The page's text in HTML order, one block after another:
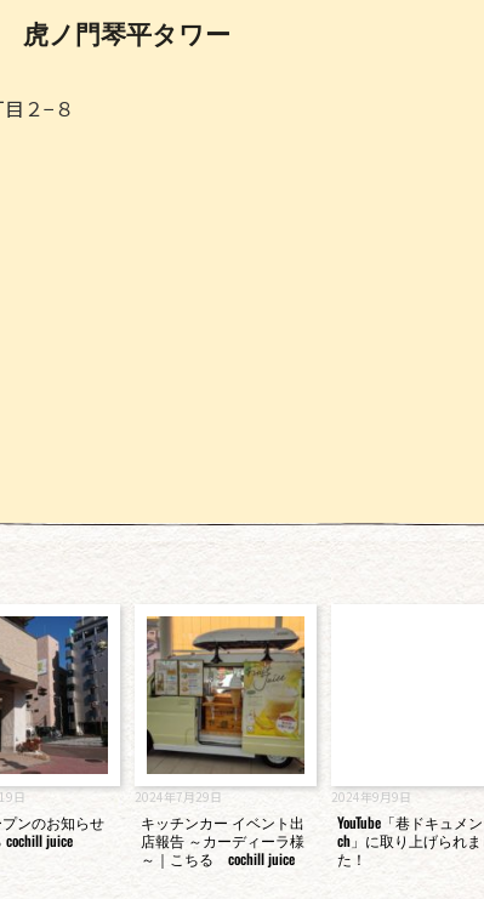
虎ノ門琴平タワー
２−８
日
ンのお知らせ
cochill juice
2024年7月29日
キッチンカー イベント出
店報告 ～カーディーラ様
～｜こちる cochill juice
2024年9月9日
YouTube「巷ドキュメン
ch」に取り上げられま
た！